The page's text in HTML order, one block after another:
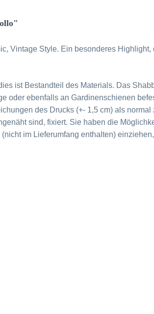
Vintage Style. Ein besonderes Highlight,
ist Bestandteil des Materials. Das
oder ebenfalls an Gardinenschienen
des Drucks (+- 1,5 cm) als
sind, fixiert. Sie haben die
im Lieferumfang enthalten)